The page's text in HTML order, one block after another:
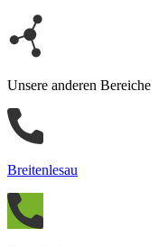
Unsere anderen Bereiche
Breitenlesau